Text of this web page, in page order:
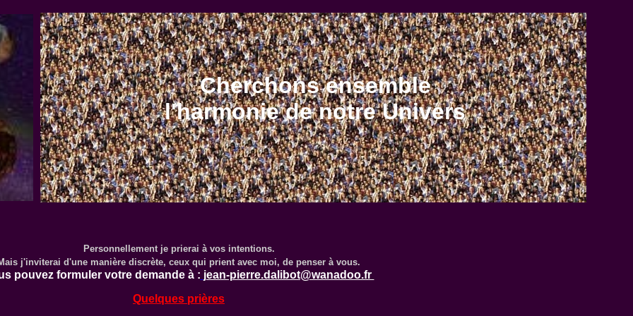
Cherchonsensemble
l'harmonie de notre Univers
Personnellement je prierai à vos intentions.
j'inviterai d'une manière discrète, ceux qui prient avec moi, de penser à vous.
pouvez formuler votre demande à : jean-pierre.dalibot@wanadoo.fr
Quelques prières